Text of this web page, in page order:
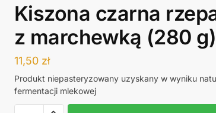
Kiszona czarna
z marchewką (280 g)
11,50 zł
Produkt niepasteryzowany uzyskany w wyniku
fermentacji mlekowej